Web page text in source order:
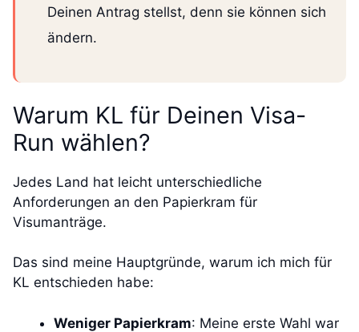
Deinen Antrag stellst, denn sie können sich
ändern.
Warum KL für Deinen Visa-
Run wählen?
Jedes Land hat leicht unterschiedliche
Anforderungen an den Papierkram für
Visumanträge.
Das sind meine Hauptgründe, warum ich mich für
KL entschieden habe:
Weniger Papierkram: Meine erste Wahl war